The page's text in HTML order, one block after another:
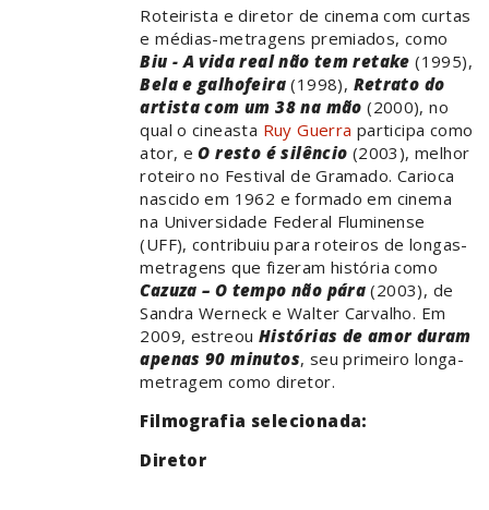
Roteirista e diretor de cinema com curtas
e médias-metragens premiados, como
Biu - A vida real não tem retake (1995),
Bela e galhofeira (1998), Retrato do
artista com um 38 na mão (2000), no
qual o cineasta Ruy Guerra participa como
ator, eO resto é silêncio (2003), melhor
roteiro no Festival de Gramado. Carioca
nascido em 1962 e formado em cinema
na Universidade Federal Fluminense
(UFF), contribuiu para roteiros de longas-
metragens que fizeram história como
Cazuza – O tempo não pára (2003), de
Sandra Werneck e Walter Carvalho. Em
2009, estreou Histórias de amor duram
apenas 90 minutos, seu primeiro longa-
metragem como diretor.
Filmografia selecionada:
Diretor